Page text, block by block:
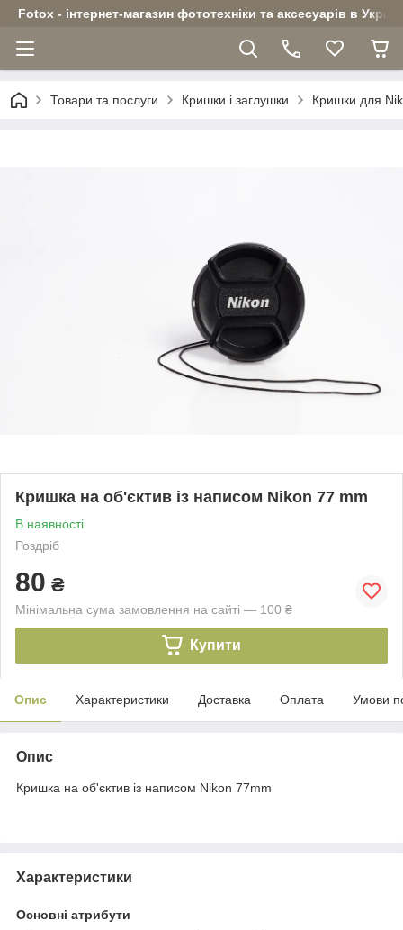
Fotox - інтернет-магазин фототехніки та аксесуарів в
Товари та послуги Кришки і заглушки Кришки для
Кришка на об'єктив із написом Nikon 77 mm
В наявності
Роздріб
80 ₴
Мінімальна сума замовлення на сайті — 100 ₴
Купити
Опис Характеристики Доставка Оплата Умови
Опис
Кришка на об'єктив із написом Nikon 77mm
Характеристики
Основні атрибути